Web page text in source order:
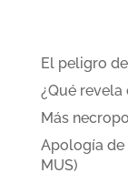
El peligro
¿Qué
Más
Apología
MUS)